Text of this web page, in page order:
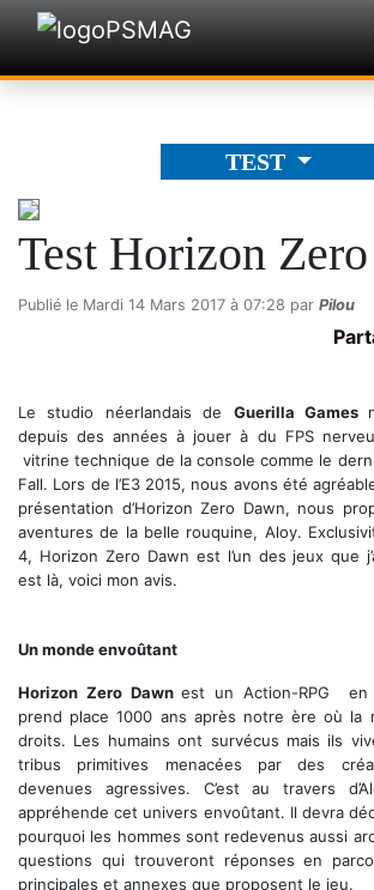
TEST
Test Horizon
Publié le Mardi 14 Mars 2017 à 07:28 par Pilou
Le studio néerlandais de Guerilla Games
depuis des années à jouer à du FPS
vitrine technique de la console comme le
Fall. Lors de l’E3 2015, nous avons été
présentation d’Horizon Zero Dawn, nous
aventures de la belle rouquine, Aloy.
4, Horizon Zero Dawn est l’un des jeux que
est là, voici mon avis.
Un monde envoûtant
Horizon Zero Dawnest un Action-RPG en
prend place 1000 ans après notre ère où la
droits. Les humains ont survécus mais ils
tribus primitives menacées par des
devenues agressives. C’est au travers
appréhende cet univers envoûtant. Il devra
pourquoi les hommes sont redevenus aussi
questions qui trouveront réponses en
principales et annexes que proposent le jeu.